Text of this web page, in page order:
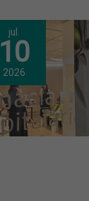
jul.
10
2026